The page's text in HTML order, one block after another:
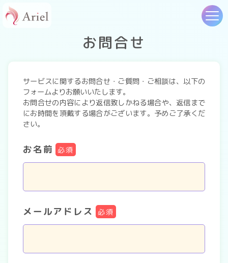
お問合せ
サービスに関するお問合せ・ご質問・ご相談は、以下の
フォームよりお願いいたします。
お問合せの内容により返信致しかねる場合や、返信まで
にお時間を頂戴する場合がございます。予めご了承くだ
さい。
お名前 必須
メールアドレス 必須